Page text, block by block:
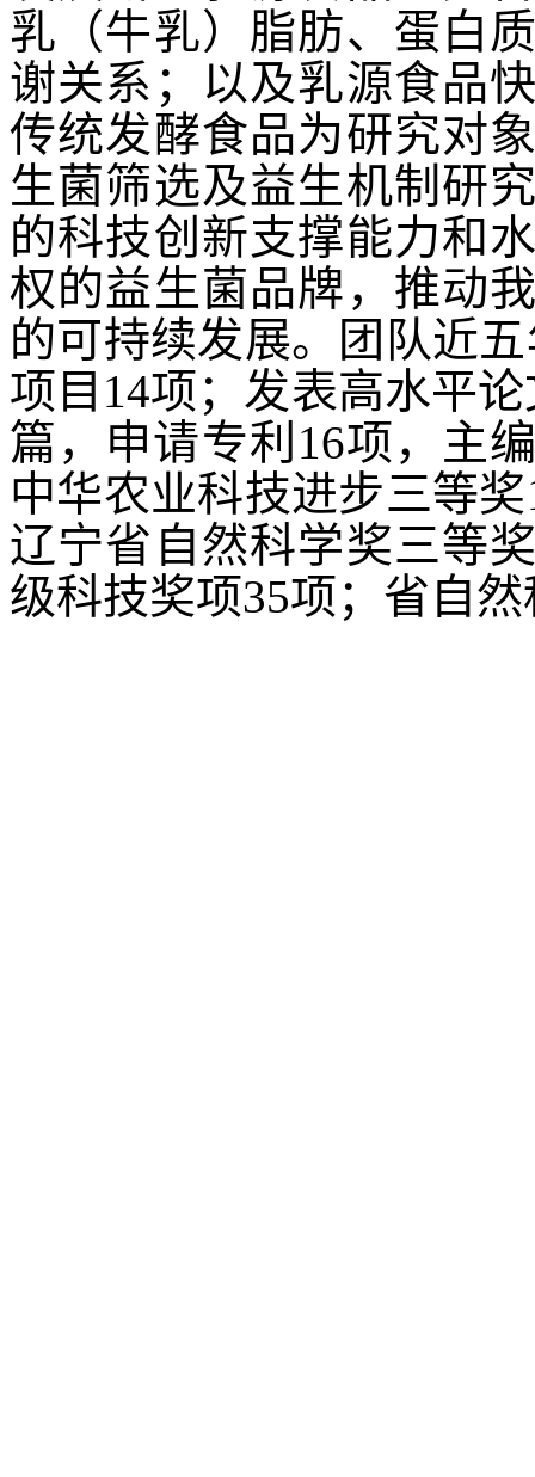
乳（牛乳）脂肪、蛋白
谢关系；以及乳源食品
传统发酵食品为研究对
生菌筛选及益生机制研
的科技创新支撑能力和
权的益生菌品牌，推动
的可持续发展。团队近
项目14项；发表高水平
篇，申请专利16项，主
中华农业科技进步三等
辽宁省自然科学奖三等
级科技奖项35项；省自